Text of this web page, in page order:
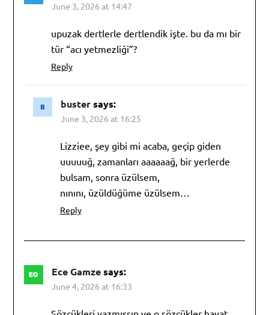
June 3, 2026 at 14:47
upuzak dertlerle dertlendik işte. bu da mı bir
tür “acı yetmezliği”?
Reply
buster says:
June 3, 2026 at 16:25
Lizziee, şey gibi mi acaba, geçip giden
uuuuuğ, zamanları aaaaaağ, bir yerlerde
bulsam, sonra üzülsem,
nınını, üzüldüğüme üzülsem…
Reply
Ece Gamze says:
June 4, 2026 at 16:33